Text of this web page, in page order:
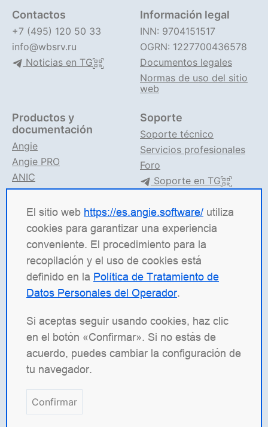
El sitio web https://es.angie.software/ utiliza
cookies para garantizar una experiencia
conveniente. El procedimiento para la
recopilación y el uso de cookies está
definido en la Política de Tratamiento de
Datos Personales del Operador.
Si aceptas seguir usando cookies, haz clic
en el botón «Confirmar». Si no estás de
acuerdo, puedes cambiar la configuración de
tu navegador.
Confirmar
Contactos
+7 (495) 120 50 33
info@wbsrv.ru
Noticias en TG
Información legal
INN: 9704151517
OGRN: 1227700436578
Documentos legales
Normas de uso del sitio
web
Productos y
documentación
Angie
Angie PRO
ANIC
Documentación de Angie
Soporte
Soporte técnico
Servicios profesionales
Foro
Soporte en TG
Angie Software(Web Server, LLC) es una empresa de
TI rusa especializada en soluciones para sistemas de
alta carga. Nuestros productos incluyen la
plataforma de balanceo de carga
Angie ADC
(Application Delivery Controller), el servidor web
Angie PROyAngie Ingress Controller
solución de gestión de tráfico para aplicaciones
contenerizadas en Kubernetes. Estamos
especialmente orgullosos de nuestro servidor web de
código abierto
nginx con el objetivo de superar al original en